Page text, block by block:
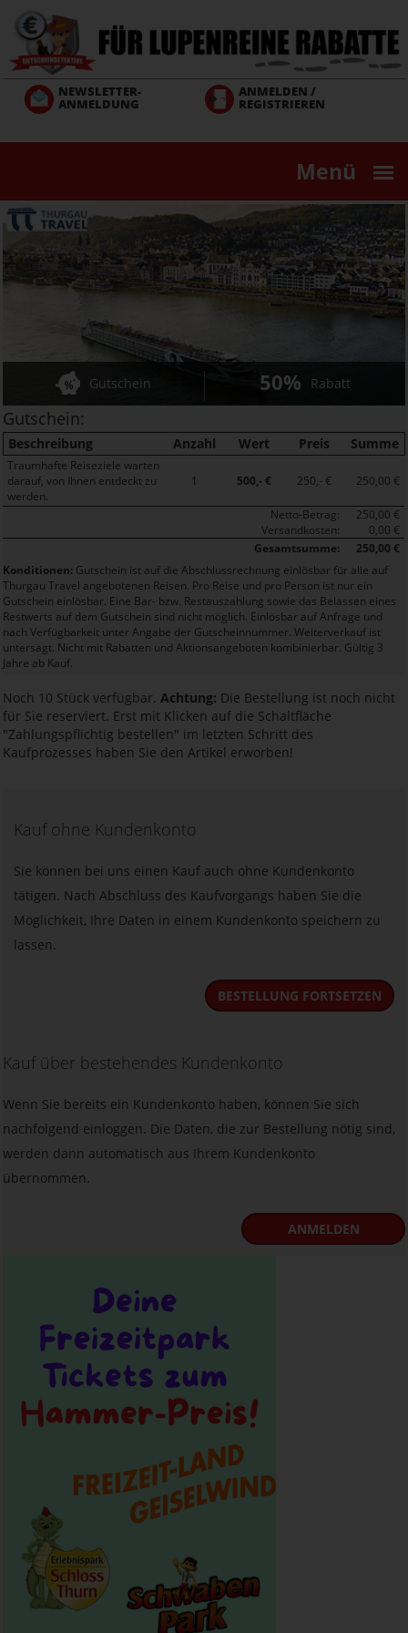
zum
Inhalt
NEWSLETTER-
ANMELDUNG
ANMELDEN /
REGISTRIEREN
Menü
Gutschein 50% Rabatt
Gutschein:
Beschreibung Anzahl Wert Preis Summe
Traumhafte Reiseziele warten
darauf, von Ihnen entdeckt zu
werden.
1 500,- € 250,- € 250,00 €
Netto-Betrag:
250,00 €
Versandkosten:
0,00 €
Gesamtsumme:
250,00 €
Konditionen: Gutschein ist auf die Abschlussrechnung einlösbar für alle auf
Thurgau Travel angebotenen Reisen. Pro Reise und pro Person ist nur ein
Gutschein einlösbar. Eine Bar- bzw. Restauszahlung sowie das Belassen eines
Restwerts auf dem Gutschein sind nicht möglich. Einlösbar auf Anfrage und
nach Verfügbarkeit unter Angabe der Gutscheinnummer. Weiterverkauf ist
untersagt. Nicht mit Rabatten und Aktionsangeboten kombinierbar. Gültig 3
Jahre ab Kauf.
Noch 10 Stück verfügbar. Achtung: Die Bestellung ist noch nicht
für Sie reserviert. Erst mit Klicken auf die Schaltfläche
"Zahlungspflichtig bestellen" im letzten Schritt des
Kaufprozesses haben Sie den Artikel erworben!
Kauf ohne Kundenkonto
Sie können bei uns einen Kauf auch ohne Kundenkonto
tätigen. Nach Abschluss des Kaufvorgangs haben Sie die
Möglichkeit, Ihre Daten in einem Kundenkonto speichern zu
lassen.
BESTELLUNG FORTSETZEN
Kauf über bestehendes Kundenkonto
Wenn Sie bereits ein Kundenkonto haben, können Sie sich
nachfolgend einloggen. Die Daten, die zur Bestellung nötig sind,
werden dann automatisch aus Ihrem Kundenkonto
übernommen.
ANMELDEN